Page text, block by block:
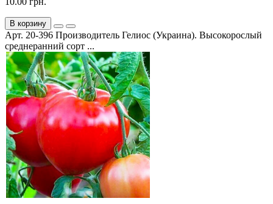
В корзину
Арт. 20-396 Производитель Гелиос (Украина). Высокорослый
среднеранний сорт ...